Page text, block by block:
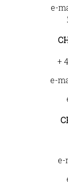
e-
+
e-
e-